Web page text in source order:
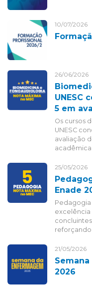
10/07/2026
26/06/2026
UNESC
5 em
Os cursos
UNESC
avaliação
25/05/2026
Enade
Pedagogia
excelência
reforçando
21/05/2026
Semana
2026